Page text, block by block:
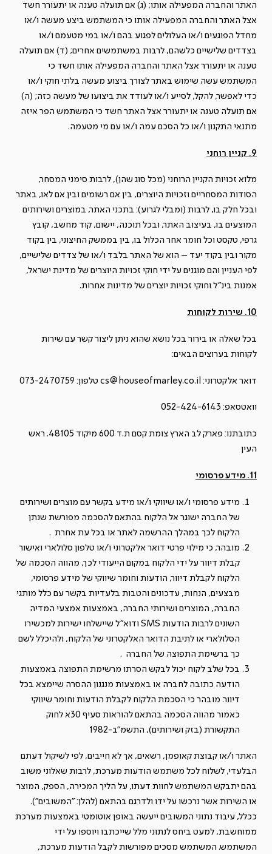
האתר והחברה המפעילה אותו; (ג) אם תועלה טענה או יתעורר חשד
אצל האתר והחברה המפעילה אותו כי המשתמש ביצע מעשה ו/או
מחדל הפוגעים ו/או העלולים לפגוע בהם ו/או במי מטעמם ו/או
בצדדים שלישיים כלשהם, לרבות במשתמשים אחרים; (ד) אם תועלה
טענה או יתעורר אצל האתר והחברה המפעילה אותו חשד כי
המשתמש עשה שימוש באתר לצורך ביצוע מעשה בלתי חוקי ו/או
כדי לאפשר, להקל, לסייע ו/או לעודד את ביצועו של מעשה כזה; (ה)
אם תועלה טענה או יתעורר אצל האתר חשד כי המשתמש הפר איזה
מתנאי התקנון ו/או כל הסכם עמה ו/או עם מי מטעמה.
9. קניין רוחני
מלוא זכויות הקניין הרוחני (מכל סוג שהן), לרבות סימני המסחר,
הסודות המסחריים וזכויות היוצרים, בין אם רשומים ובין אם לאו, באתר
ובכל חלק בו, לרבות (ומבלי לגרוע): בתכני האתר, במוצרים ושירותים
המוצעים בו, בעיצוב האתר, ובכל תוכנה, יישום, קוד מחשב, קובץ
גרפי, טקסט וכל חומר אחר הכלול בו, בין בממשק החיצוני, בין בקוד
מקור ובין בקוד יעד – הוא של האתר בלבד ו/או של צדדים שלישיים,
לפי העניין והם מוגנים על ידי חוקי זכויות היוצרים של מדינת ישראל,
אמנות בינ"ל וחוקי זכויות יוצרים של מדינות אחרות.
10. שירות לקוחות
בכל שאלה או בירור בכל נושא שהוא ניתן ליצור קשר עם שירות
לקוחות בערוצים הבאים:
דואר אלקטרוני: cs@houseofmarley.co.il טלפון: 073-2470759
וואטסאפ: 052-424-6143
כתובתנו: פארק לב הארץ צומת קסם ת.ד 600 מיקוד 48105. ראש
העין
11. מידע פרסומי
מידע פרסומי ו/או שיווקי ו/או מידע בקשר עם מוצרים ושירותים
של החברה ישוגר אל הלקוח בהתאם להסכמה מפורשת שנתן
הלקוח לכך במהלך ההרשמה לאתר או בכל עת אחרת .
מובהר, כי מילוי פרטי דואר אלקטרוני ו/או טלפון סלולארי ואישור
קבלת דיוור על ידי הלקוח במקום הייעודי לכך, מהווה הסכמה של
הלקוח לקבלת דיוור, הודעות וחומר שיווקי של מידע פרסומי,
מבצעים, הנחות, עדכונים והטבות בלעדיות בקשר עם כלל מותגי
החברה, המוצרים ושירותי החברה, באמצעות אמצעי המדיה
השונים לרבות הודעות SMS ודוא"ל שיישלחו ישירות למכשירו
הסלולארי או לתיבת הדואר האלקטרוני של הלקוח, ולהיכלל לשם
כך ברשימת התפוצה של החברה .
בכל שלב לקוח יכול לבקש הסרתו מרשימת התפוצה באמצעות
הודעה כתובה לחברה או באמצעות מנגנון ההסרה שיימצא בכל
דיוור. מובהר כי הסכמת הלקוח לקבלת הודעות וחומר שיווקי
כאמור מהווה הסכמה בהתאם להוראות סעיף 30א לחוק
התקשורת (בזק ושירותים), התשמ"ב-1982
האתר ו/או קבוצת קאופמן, רשאים, אך לא חייבים, לפי לשיקול דעתם
הבלעדי, לשלוח לכל משתמש הודעות מערכת, לרבות שאלוני משוב
בהם יתבקש המשתמש לחוות דעתו, על הליך המכירה, הספק, המוצר
או השירות אשר נרכשו על ידו ולדרגם בהתאם (להלן: "המשובים").
ככלל, עיבוד נתוני המשובים ייעשה באופן אוטומטי באמצעות מערכת
ממוחשבת, למעט ביחס לנתוני מלל שייכתבו ויוספו על ידי
המשתמש. המשתמש מסכים מפורשות לקבל הודעות מערכת,